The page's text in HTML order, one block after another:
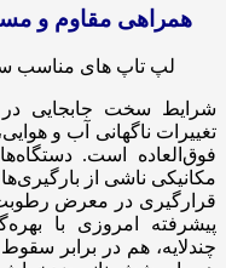
همراهی مقاوم و
شرایط سخت جابجایی در
تغییرات ناگهانی آب ‌و
فوق‌العاده است.
مکانیکی ناشی از
قرارگیری در معرض رطوبت
پیشرفته امروزی با